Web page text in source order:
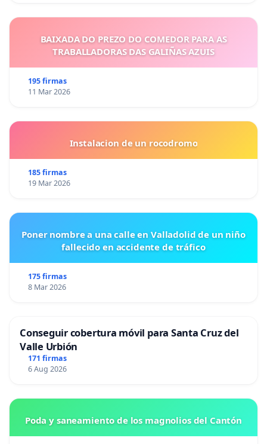
Remón
Coordinador de IU Aragón
Elena García
Diputada IU en Diputación Provincial
de Zaragoza
Miguel
Bustamante
Marga Ferré
Viñuela
Alcalde de Zamora.
Gerardo
Pisarello
Areste
IU
BAIXADA DO PREZO DO COMEDOR PARA AS
TRABALLADORAS DAS GALIÑAS AZUIS
195 firmas
11 Mar 2026
Instalacion de un rocodromo
185 firmas
19 Mar 2026
Poner nombre a una calle en Valladolid de un niño
fallecido en accidente de tráfico
175 firmas
8 Mar 2026
Conseguir cobertura móvil para Santa Cruz del
Valle Urbión
171 firmas
6 Aug 2026
Poda y saneamiento de los magnolios del Cantón